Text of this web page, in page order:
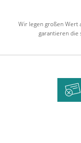
Wir legen großen Wert
garantieren die